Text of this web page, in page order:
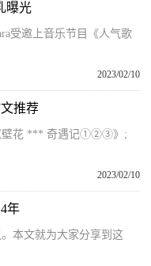
曝光
受邀上音乐节目《人气歌
2023/02/10
推荐
壁花 *** 奇遇记①②③》;
2023/02/10
年
本文就为大家分享到这